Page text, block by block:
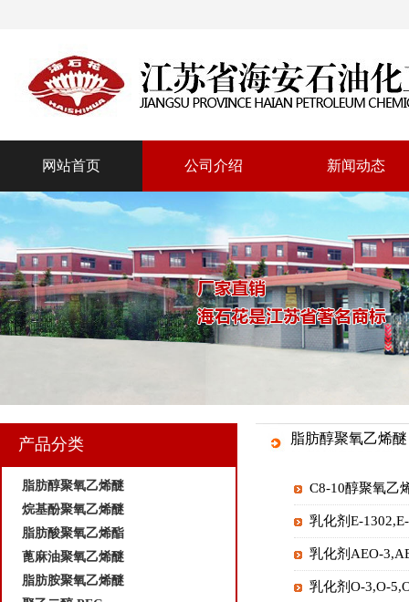
网站首页 公司介绍 新闻动态
产品分类
脂肪醇聚氧乙烯醚
烷基酚聚氧乙烯醚
脂肪酸聚氧乙烯酯
蓖麻油聚氧乙烯醚
脂肪胺聚氧乙烯醚
脂肪醇聚氧乙烯醚
C8-10醇聚氧乙
乳化剂E-
乳化剂AEO-
乳化剂O-3,O-